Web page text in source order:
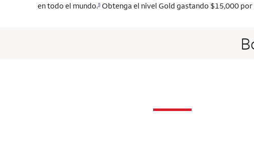
en todo el mundo.5Obtenga el nivel Gold gastando $15,000 por
—